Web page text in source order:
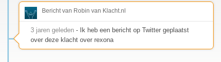
Bericht van Robin van Klacht.nl
3 jaren geleden - Ik heb een bericht op Twitter geplaatst
over deze klacht over rexona